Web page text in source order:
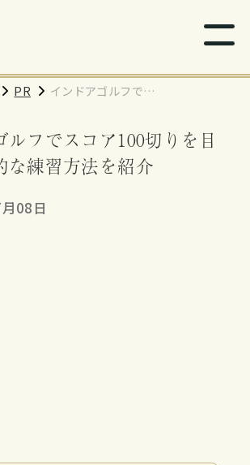
PR
インドアゴルフでス
効果的な練習方法を
紹介
ルフでスコア100切りを目
な練習方法を紹介
08日